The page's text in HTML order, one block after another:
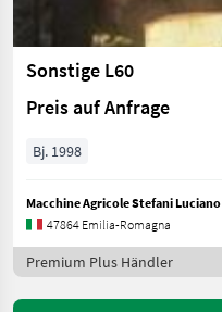
Sonstige L60
Preis auf Anfrage
Bj. 1998
Macchine Agricole Stefani Luciano
47864 Emilia-Romagna
Premium Plus Händler